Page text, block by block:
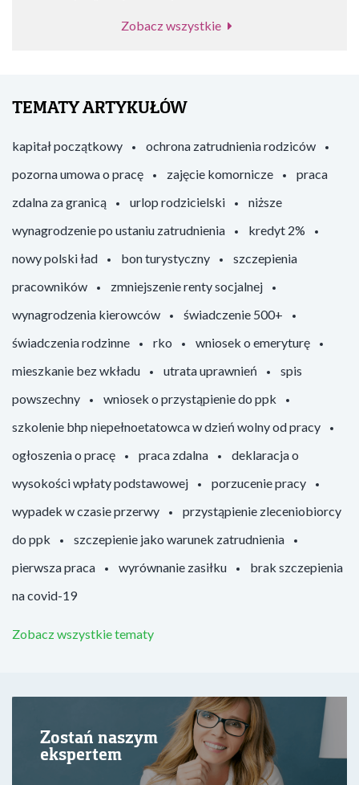
Zobacz wszystkie
TEMATY ARTYKUŁÓW
kapitał początkowy
ochrona zatrudnienia rodziców
pozorna umowa o pracę
zajęcie komornicze
praca
zdalna za granicą
urlop rodzicielski
niższe
wynagrodzenie po ustaniu zatrudnienia
kredyt 2%
nowy polski ład
bon turystyczny
szczepienia
pracowników
zmniejszenie renty socjalnej
wynagrodzenia kierowców
świadczenie 500+
świadczenia rodzinne
rko
wniosek o emeryturę
mieszkanie bez wkładu
utrata uprawnień
spis
powszechny
wniosek o przystąpienie do ppk
szkolenie bhp niepełnoetatowca w dzień wolny od pracy
ogłoszenia o pracę
praca zdalna
deklaracja o
wysokości wpłaty podstawowej
porzucenie pracy
wypadek w czasie przerwy
przystąpienie zleceniobiorcy
do ppk
szczepienie jako warunek zatrudnienia
pierwsza praca
wyrównanie zasiłku
brak szczepienia
na covid-19
Zobacz wszystkie tematy
Zostań naszym
ekspertem